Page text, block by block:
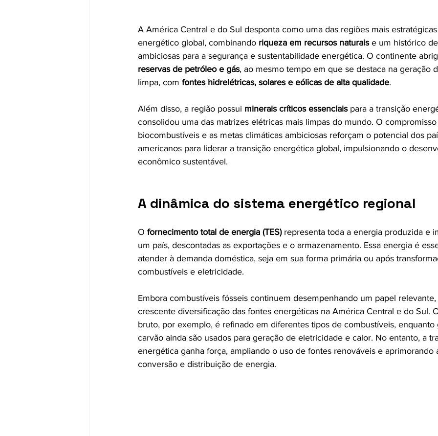
A América Central e do Sul desponta como uma das regiões mais
energético global, combinando riqueza em recursos naturais e um histórico
ambiciosas para a segurança e sustentabilidade energética. O continente
reservas de petróleo e gás, ao mesmo tempo em que se destaca na geração
limpa, com fontes hidrelétricas, solares e eólicas de alta qualidade.
Além disso, a região possui minerais críticos essenciais para a transição
consolidou uma das matrizes elétricas mais limpas do mundo. O
biocombustíveis e as metas climáticas ambiciosas reforçam o potencial dos
americanos para liderar a transição energética global, impulsionando o
econômico sustentável.
A dinâmica do sistema energético regional
O fornecimento total de energia (TES) representa toda a energia produzida e
um país, descontadas as exportações e o armazenamento. Essa energia é
atender à demanda doméstica, seja em sua forma primária ou após
combustíveis e eletricidade.
Embora combustíveis fósseis continuem desempenhando um papel
crescente diversificação das fontes energéticas na América Central e do Sul.
bruto, por exemplo, é refinado em diferentes tipos de combustíveis, enquanto
carvão ainda são usados para geração de eletricidade e calor. No entanto, a
energética ganha força, ampliando o uso de fontes renováveis e aprimorando
conversão e distribuição de energia.